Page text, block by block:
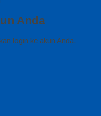
Anda
login ke akun Anda.